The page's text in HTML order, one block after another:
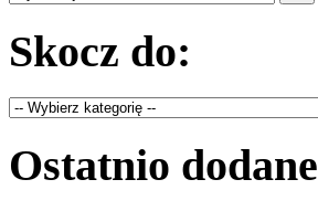
Skocz do:
Ostatnio dodane